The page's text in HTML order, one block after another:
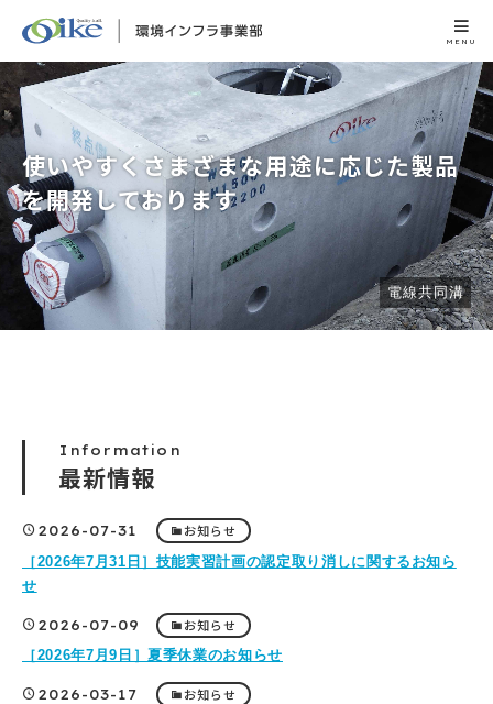
MENU
使いやすくさまざまな用途に応じた製品
を開発しております
OK式パーキングブロック
使いやすくさまざまな用途に応じた製品
を開発しております
OKウォール
使いやすくさまざまな用途に応じた製品
を開発しております
電線共同溝
Information
最新情報
2026-07-31 お知らせ
［2026年7月31日］技能実習計画の認定取り消しに関するお知ら
せ
2026-07-09 お知らせ
［2026年7月9日］夏季休業のお知らせ
2026-03-17 お知らせ